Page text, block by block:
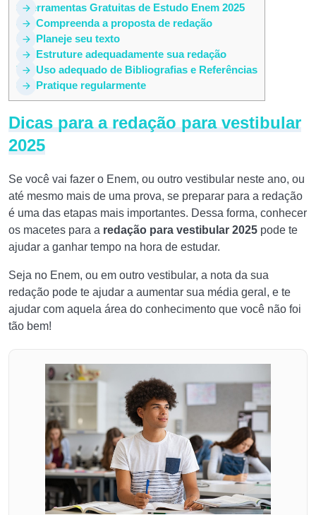
3 Ferramentas Gratuitas de Estudo Enem 2025
4 1. Compreenda a proposta de redação
5 2. Planeje seu texto
6 3. Estruture adequadamente sua redação
7 4. Uso adequado de Bibliografias e Referências
8 5. Pratique regularmente
Dicas para a redação para vestibular
2025
Se você vai fazer o Enem, ou outro vestibular neste ano, ou
até mesmo mais de uma prova, se preparar para a redação
é uma das etapas mais importantes. Dessa forma, conhecer
os macetes para a redação para vestibular 2025 pode te
ajudar a ganhar tempo na hora de estudar.
Seja no Enem, ou em outro vestibular, a nota da sua
redação pode te ajudar a aumentar sua média geral, e te
ajudar com aquela área do conhecimento que você não foi
tão bem!